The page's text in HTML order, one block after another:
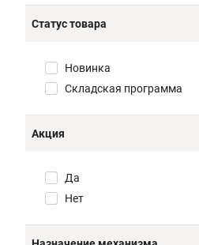
Статус товара
Новинка
Складская программа
Акция
Да
Нет